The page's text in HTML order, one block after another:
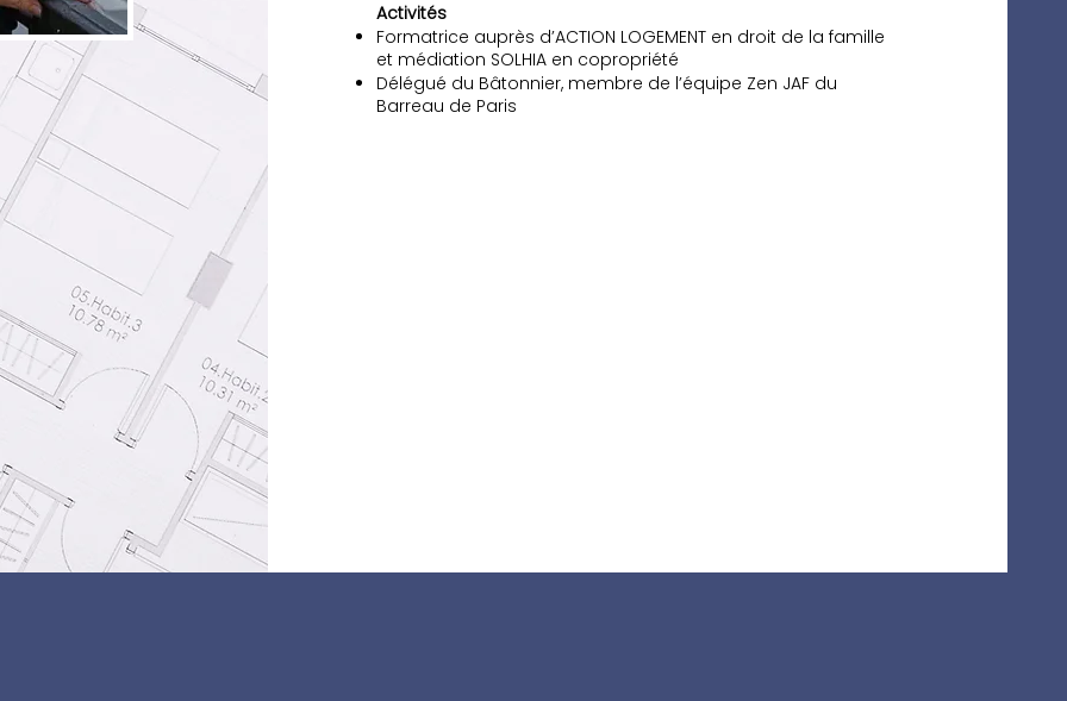
Activités
Formatrice auprès d’ACTION LOGEMENT en droit de la famille
et médiation SOLHIA en copropriété
Délégué du Bâtonnier, membre de l’équipe Zen JAF du
Barreau de Paris